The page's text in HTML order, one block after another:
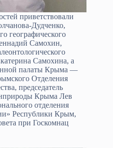
приветствовали
Дудченко,
географического
Самохин,
Самохина, а
палаты Крыма —
Отделения
председатель
Крыма Лев
отделения
Республики Крым,
при Госкомнац